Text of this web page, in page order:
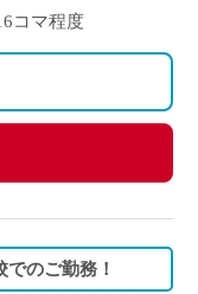
コマ程度
のご勤務！